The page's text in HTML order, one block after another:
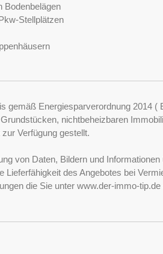
Bodenbelägen
Stellplätzen
gemäß Energiesparverordnung 2014 (
nichtbeheizbaren
Verfügung gestellt.
von Daten, Bildern und
Lieferfähigkeit des Angebotes bei
die Sie unter www.der-immo-